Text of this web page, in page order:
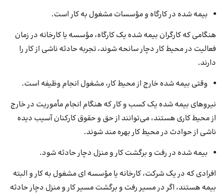
بیمه شده در کارگاه و مؤسسات مشغول به کار است.
هنگامی که کارگران بیمه شده یک کارگاه، مؤسسه یا کارخانه در زمان
فعالیت در محیط کار دچار سانحه شوند، تجربه حادثه ناشی از کار را
دارند.
وقتی بیمه شده خارج از محیط کار، مشغول انجام وظیفه است.
نیروهای بیمه شده یک کسب و کار که هنگام انجام مأموریت در خارج
از محیط کاری هستند، می‌توانند از حق و حقوق کارکنان آسیب دیده
ناشی از حوادث در محیط کار بهره‌ مند شوند.
بیمه شده در رفت و برگشت کار و منزل دچار حادثه شود.
افرادی که در یک شرکت، کارخانه یا مؤسسه ای مشغول به کار و البته
بیمه هستند، اگر در مسیر رفت و برگشت مسیر کار و منزل دچار حادثه